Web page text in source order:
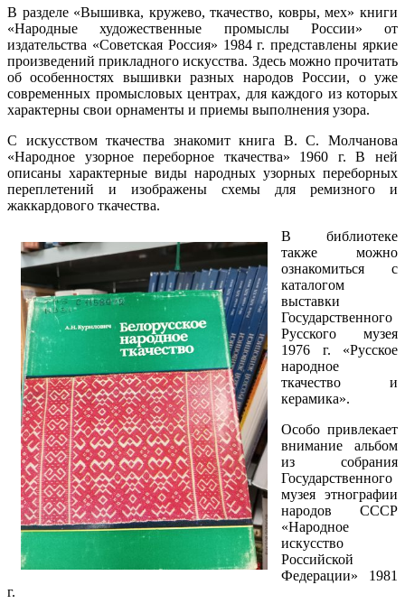
В разделе «Вышивка, кружево, ткачество, ковры, мех» книги
«Народные художественные промыслы России» от
издательства «Советская Россия» 1984 г. представлены яркие
произведений прикладного искусства. Здесь можно прочитать
об особенностях вышивки разных народов России, о уже
современных промысловых центрах, для каждого из которых
характерны свои орнаменты и приемы выполнения узора.
С искусством ткачества знакомит книга В. С. Молчанова
«Народное узорное переборное ткачества» 1960 г. В ней
описаны характерные виды народных узорных переборных
переплетений и изображены схемы для ремизного и
жаккардового ткачества.
В библиотеке
также можно
ознакомиться с
каталогом
выставки
Государственного
Русского музея
1976 г. «Русское
народное
ткачество и
керамика».
Особо привлекает
внимание альбом
из собрания
Государственного
музея этнографии
народов СССР
«Народное
искусство
Российской
Федерации» 1981
г.